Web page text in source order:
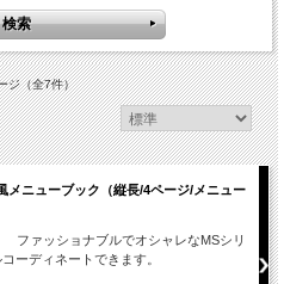
ジ（全7件）
メニューブック（縦長/4ページ/メニュー
ァッショナブルでオシャレなMSシリ
ーディネートできます。